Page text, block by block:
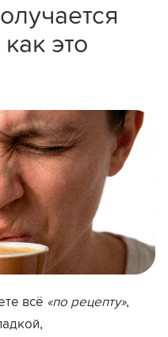
это
всё «по рецепту»,